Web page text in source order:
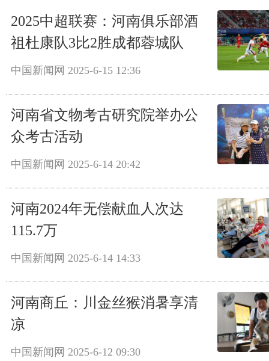
2025中超联赛：河南俱乐部酒
祖杜康队3比2胜成都蓉城队
中国新闻网 2025-6-15 12:36
河南省文物考古研究院举办公
众考古活动
中国新闻网 2025-6-14 20:42
河南2024年无偿献血人次达
115.7万
中国新闻网 2025-6-14 14:33
河南商丘：川金丝猴消暑享清
凉
中国新闻网 2025-6-12 09:30